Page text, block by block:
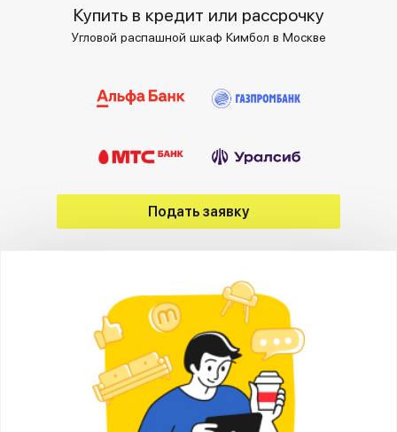
Купить в кредит или рассрочку
Угловой распашной шкаф Кимбол в Москве
Подать заявку